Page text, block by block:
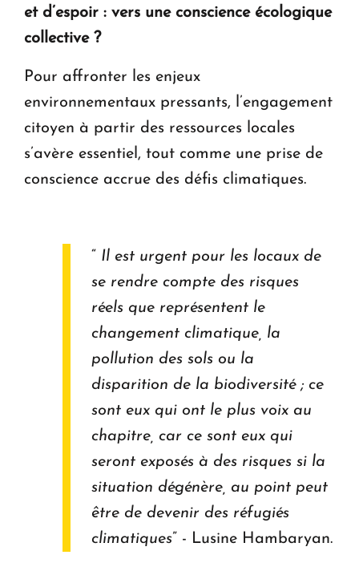
et d’espoir : vers une conscience écologique
collective ?
Pour affronter les enjeux
environnementaux pressants, l’engagement
citoyen à partir des ressources locales
s’avère essentiel, tout comme une prise de
conscience accrue des défis climatiques.
“ Il est urgent pour les locaux de
se rendre compte des risques
réels que représentent le
changement climatique, la
pollution des sols ou la
disparition de la biodiversité ; ce
sont eux qui ont le plus voix au
chapitre, car ce sont eux qui
seront exposés à des risques si la
situation dégénère, au point peut
être de devenir des réfugiés
climatiques” - Lusine Hambaryan.